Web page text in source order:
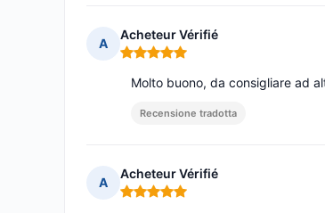
A
Acheteur Vérifié
Nota: 5 su 5
Molto buono, da consigliare ad
Recensione tradotta
A
Acheteur Vérifié
Nota: 5 su 5